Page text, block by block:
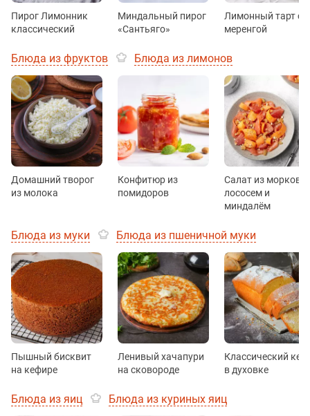
Пирог Лимонник
классический
Миндальный пирог
«Сантьяго»
Лимонный тарт с
меренгой
Блюда из фруктов Блюда из лимонов
Домашний творог
из молока
Конфитюр из
помидоров
Салат из моркови
лососем и
миндалём
Блюда из муки Блюда из пшеничной муки
Пышный бисквит
на кефире
Ленивый хачапури
на сковороде
Классический
в духовке
Блюда из яиц Блюда из куриных яиц